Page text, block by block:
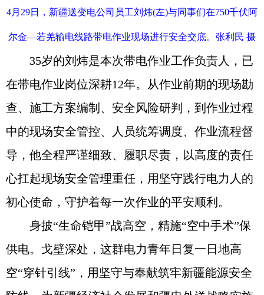
4月29日，新疆送变电公司员工刘炜(左)与同事们在750千伏阿
尔金—若羌输电线路带电作业现场进行安全交底。张利民 摄
35岁的刘炜是本次带电作业工作负责人，已
在带电作业岗位深耕12年。从作业前期的现场勘
查、施工方案编制、安全风险研判，到作业过程
中的现场安全管控、人员统筹调度、作业流程督
导，他全程严谨细致、履职尽责，以高度的责任
心扛起现场安全管理重任，用坚守践行电力人的
初心使命，守护着每一次作业的平安顺利。
身披“生命铠甲”战高空，精施“空中手术”保
供电。戈壁深处，这群电力青年日复一日地高
空“穿针引线”，用坚守与奉献筑牢新疆能源安全